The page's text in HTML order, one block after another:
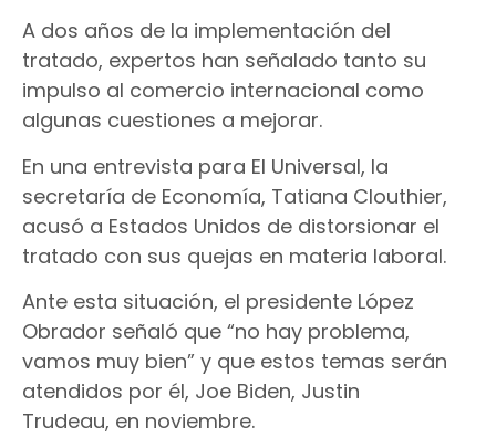
A dos años de la implementación del
tratado, expertos han señalado tanto su
impulso al comercio internacional como
algunas cuestiones a mejorar.
En una entrevista para El Universal, la
secretaría de Economía, Tatiana Clouthier,
acusó a Estados Unidos de distorsionar el
tratado con sus quejas en materia laboral.
Ante esta situación, el presidente López
Obrador señaló que “no hay problema,
vamos muy bien” y que estos temas serán
atendidos por él, Joe Biden, Justin
Trudeau, en noviembre.